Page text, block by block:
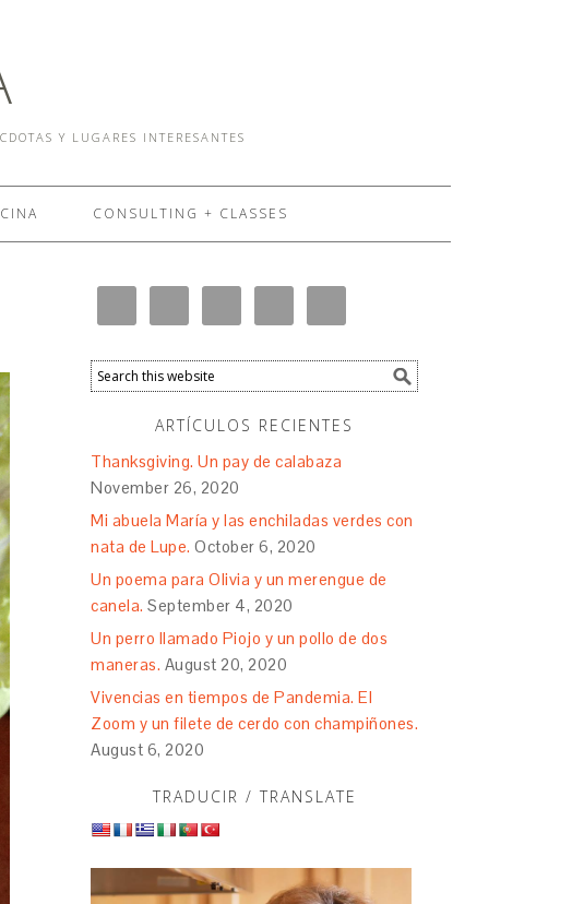
Y LUGARES INTERESANTES
CONSULTING + CLASSES
ARTÍCULOS RECIENTES
Thanksgiving. Un pay de calabaza
November 26, 2020
Mi abuela María y las enchiladas verdes con
nata de Lupe. October 6, 2020
Un poema para Olivia y un merengue de
canela. September 4, 2020
Un perro llamado Piojo y un pollo de dos
maneras. August 20, 2020
Vivencias en tiempos de Pandemia. El
Zoom y un filete de cerdo con champiñones.
August 6, 2020
TRADUCIR / TRANSLATE